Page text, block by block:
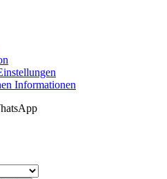
Informationen